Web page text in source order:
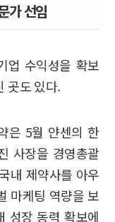
가 선임
업 수익성을 확보
곳도 있다.
은 5월 얀센의 한
사장을 경영총괄
내 제약사를 아우
마케팅 역량을 보
성장 동력 확보에